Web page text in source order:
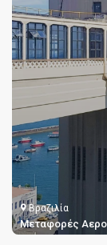
Βραζιλία
Μεταφορές από